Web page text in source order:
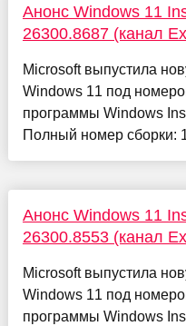
Анонс Windows 11
26300.8687 (канал
Microsoft выпустила
Windows 11 под
программы Windows
Полный номер сборки:
Анонс Windows 11
26300.8553 (канал
Microsoft выпустила
Windows 11 под
программы Windows